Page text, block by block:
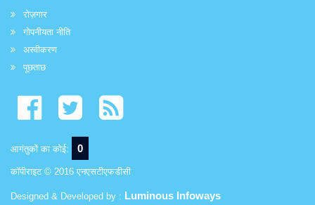
रोज़गार
गोपनीयता नीति
अस्वीकरण
पूछताछ
आगंतुकों का कोई: 0
कॉपीराइट © 2016 एनएसटीएफडीसी
Designed & Developed by : Luminous Infoways